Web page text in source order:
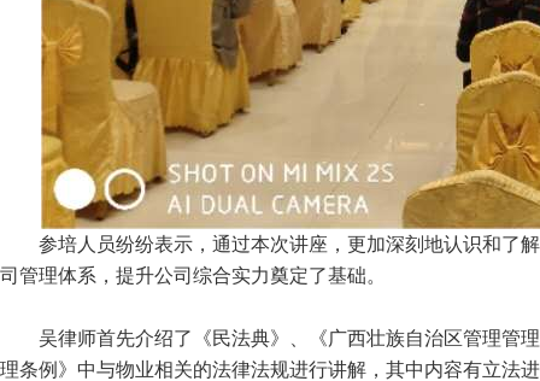
参培人员纷纷表示，通过本次讲座，更加深刻地认识和了
司管理体系，提升公司综合实力奠定了基础。
吴律师首先介绍了《民法典》、《广西壮族自治区管理管
理条例》中与物业相关的法律法规进行讲解，其中内容有立法